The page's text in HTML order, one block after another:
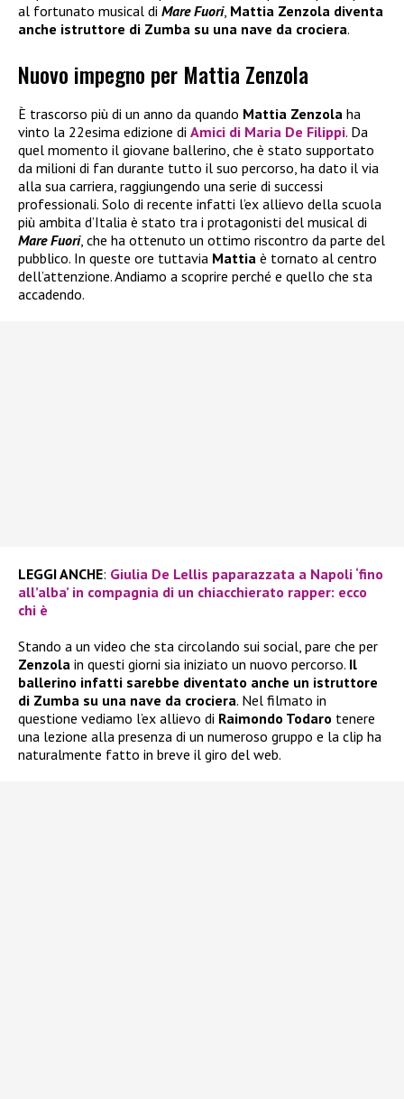
al fortunato musical di Mare Fuori, Mattia Zenzola diventa
anche istruttore di Zumba su una nave da crociera.
Nuovo impegno per Mattia Zenzola
È trascorso più di un anno da quando Mattia Zenzola ha
vinto la 22esima edizione di Amici di Maria De Filippi. Da
quel momento il giovane ballerino, che è stato supportato
da milioni di fan durante tutto il suo percorso, ha dato il via
alla sua carriera, raggiungendo una serie di successi
professionali. Solo di recente infatti l’ex allievo della scuola
più ambita d’Italia è stato tra i protagonisti del musical di
Mare Fuori, che ha ottenuto un ottimo riscontro da parte del
pubblico. In queste ore tuttavia Mattia è tornato al centro
dell’attenzione. Andiamo a scoprire perché e quello che sta
accadendo.
LEGGI ANCHE: Giulia De Lellis paparazzata a Napoli ‘fino
all’alba’ in compagnia di un chiacchierato rapper: ecco
chi è
Stando a un video che sta circolando sui social, pare che per
Zenzola in questi giorni sia iniziato un nuovo percorso. Il
ballerino infatti sarebbe diventato anche un istruttore
di Zumba su una nave da crociera. Nel filmato in
questione vediamo l’ex allievo di Raimondo Todaro tenere
una lezione alla presenza di un numeroso gruppo e la clip ha
naturalmente fatto in breve il giro del web.